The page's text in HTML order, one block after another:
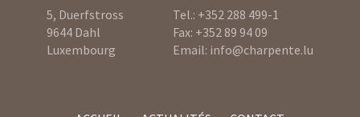
5, Duerfstross
9644 Dahl
Luxembourg
Tel.: +352 288 499-1
Fax: +352 89 94 09
Email: info@charpente.lu